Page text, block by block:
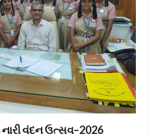
વંદન ઉત્સવ–2026